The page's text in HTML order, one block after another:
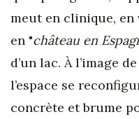
meut en clinique, en
en "château en
d’un lac. À l’image
l’espace se
concrète et brume